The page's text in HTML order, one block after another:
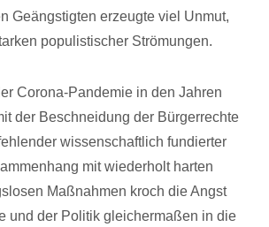
Geängstigten erzeugte viel Unmut,
populistischer Strömungen.
Corona-Pandemie in den Jahren
der Beschneidung der Bürgerrechte
wissenschaftlich fundierter
mit wiederholt harten
Maßnahmen kroch die Angst
und der Politik gleichermaßen in die